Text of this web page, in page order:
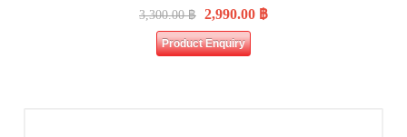
3,300.00฿ 2,990.00 ฿
Product Enquiry